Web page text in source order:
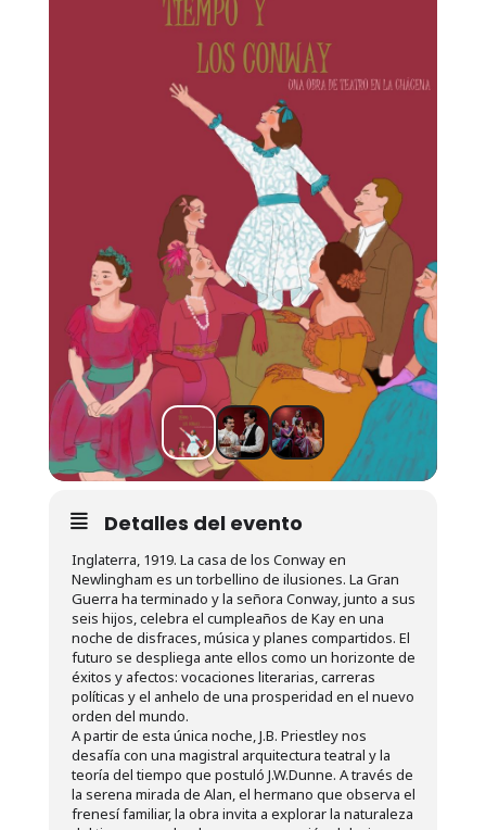
Detalles del evento
Inglaterra, 1919. La casa de los Conway en
Newlingham es un torbellino de ilusiones. La Gran
Guerra ha terminado y la señora Conway, junto a sus
seis hijos, celebra el cumpleaños de Kay en una
noche de disfraces, música y planes compartidos. El
futuro se despliega ante ellos como un horizonte de
éxitos y afectos: vocaciones literarias, carreras
políticas y el anhelo de una prosperidad en el nuevo
orden del mundo.
A partir de esta única noche, J.B. Priestley nos
desafía con una magistral arquitectura teatral y la
teoría del tiempo que postuló J.W.Dunne. A través de
la serena mirada de Alan, el hermano que observa el
frenesí familiar, la obra invita a explorar la naturaleza